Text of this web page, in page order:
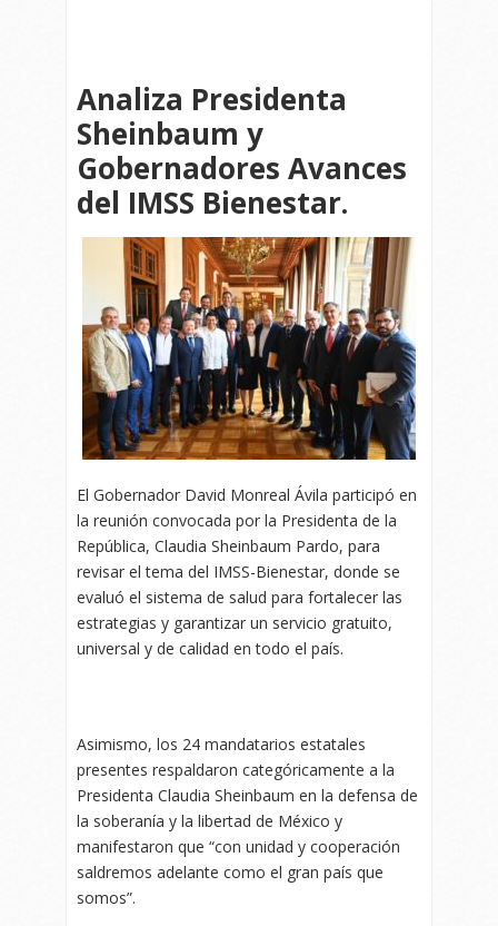
Analiza Presidenta
Sheinbaum y
Gobernadores Avances
del IMSS Bienestar.
El Gobernador David Monreal Ávila participó en
la reunión convocada por la Presidenta de la
República, Claudia Sheinbaum Pardo, para
revisar el tema del IMSS-Bienestar, donde se
evaluó el sistema de salud para fortalecer las
estrategias y garantizar un servicio gratuito,
universal y de calidad en todo el país.
Asimismo, los 24 mandatarios estatales
presentes respaldaron categóricamente a la
Presidenta Claudia Sheinbaum en la defensa de
la soberanía y la libertad de México y
manifestaron que “con unidad y cooperación
saldremos adelante como el gran país que
somos”.